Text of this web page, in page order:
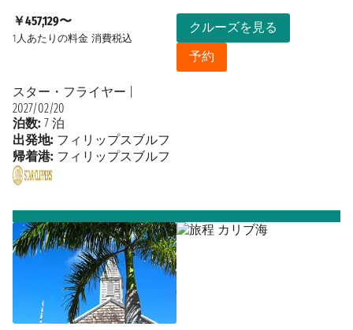
￥457,129〜
1人あたりの料金 消費税込
クルーズを見る
予約
スター・フライヤー
2027/02/20
泊数: 7 泊
出発地: フィリップスブルフ
帰着港: フィリップスブルフ